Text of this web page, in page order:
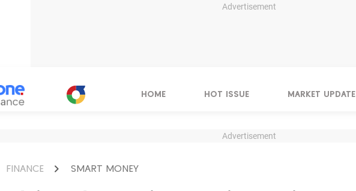
Advertisement
HOME HOT ISSUE MARKET UPDATE
Advertisement
FINANCE SMART MONEY